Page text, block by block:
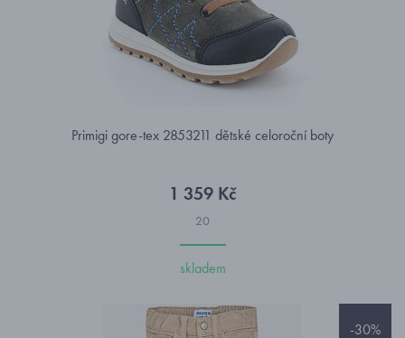
Primigi gore-tex 2853211 dětské celoroční boty
1 359 Kč
20
skladem
-30%